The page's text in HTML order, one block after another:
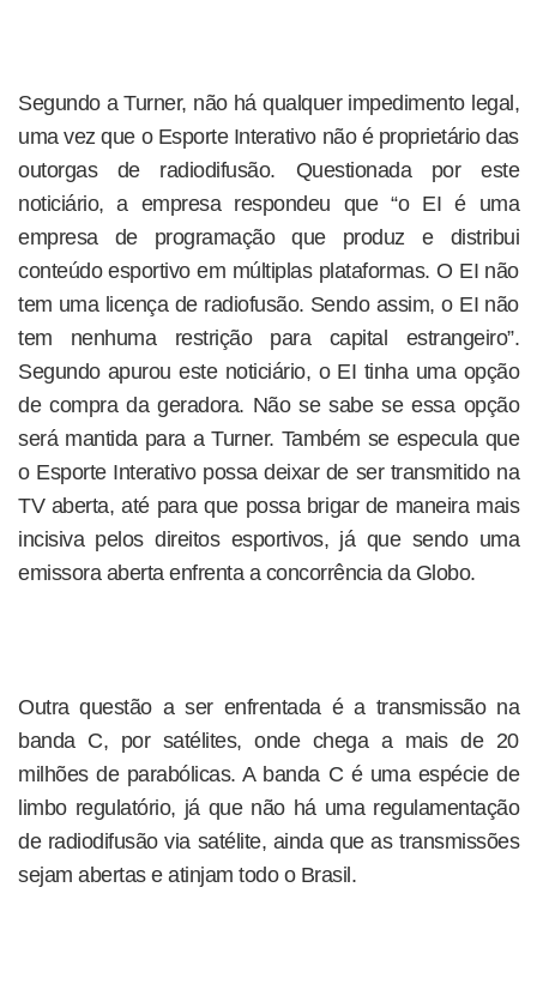
Segundo a Turner, não há qualquer impedimento legal,
uma vez que o Esporte Interativo não é proprietário das
outorgas de radiodifusão. Questionada por este
noticiário, a empresa respondeu que “o EI é uma
empresa de programação que produz e distribui
conteúdo esportivo em múltiplas plataformas. O EI não
tem uma licença de radiofusão. Sendo assim, o EI não
tem nenhuma restrição para capital estrangeiro”.
Segundo apurou este noticiário, o EI tinha uma opção
de compra da geradora. Não se sabe se essa opção
será mantida para a Turner. Também se especula que
o Esporte Interativo possa deixar de ser transmitido na
TV aberta, até para que possa brigar de maneira mais
incisiva pelos direitos esportivos, já que sendo uma
emissora aberta enfrenta a concorrência da Globo.
Outra questão a ser enfrentada é a transmissão na
banda C, por satélites, onde chega a mais de 20
milhões de parabólicas. A banda C é uma espécie de
limbo regulatório, já que não há uma regulamentação
de radiodifusão via satélite, ainda que as transmissões
sejam abertas e atinjam todo o Brasil.